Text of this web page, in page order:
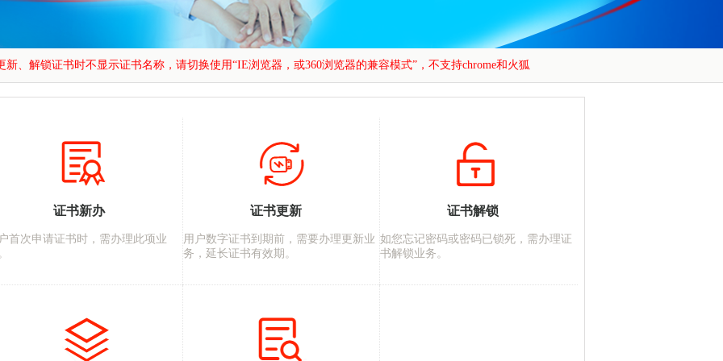
证书新办
首次申请证书时，需办理此项业
证书更新
用户数字证书到期前，需要办理更新业
务，延长证书有效期。
证书解锁
如您忘记密码或密码已锁死，需办理证
书解锁业务。